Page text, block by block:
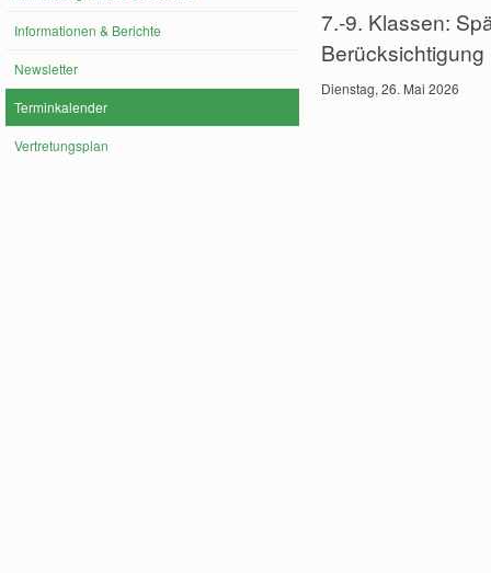
7.-9. Klassen:
Dienstag, 26. Mai 2026
Informationen & Berichte
Newsletter
Terminkalender
Vertretungsplan